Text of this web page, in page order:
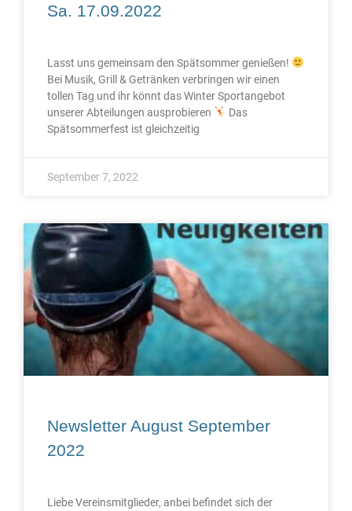
Sa. 17.09.2022
Lasst uns gemeinsam den Spätsommer genießen!
Bei Musik, Grill & Getränken verbringen wir einen
tollen Tag und ihr könnt das Winter Sportangebot
unserer Abteilungen ausprobieren
Das
Spätsommerfest ist gleichzeitig
September 7, 2022
Newsletter August September
2022
Liebe Vereinsmitglieder, anbei befindet sich der